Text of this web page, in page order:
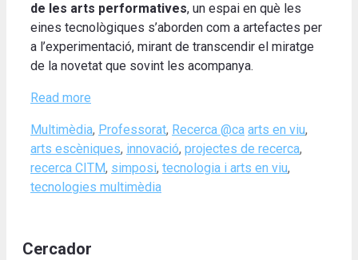
de les arts performatives, un espai en què les
eines tecnològiques s’aborden com a artefactes per
a l’experimentació, mirant de transcendir el miratge
de la novetat que sovint les acompanya.
Read more
Categories
Multimèdia, Professorat, Recerca @ca Tags
arts en viu,
arts escèniques, innovació, projectes de recerca,
recerca CITM, simposi, tecnologia i arts en viu,
tecnologies multimèdia
Cercador